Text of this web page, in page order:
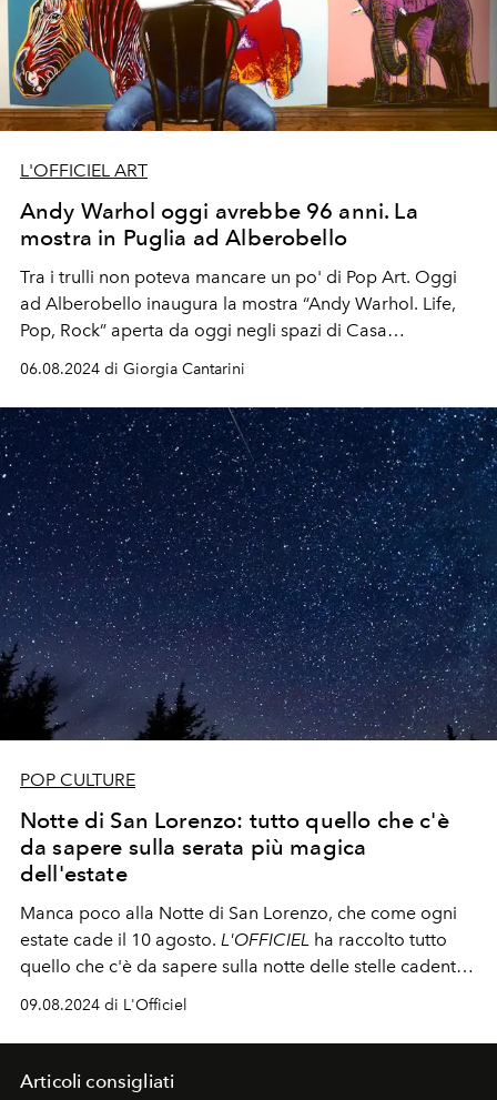
L'OFFICIEL ART
Andy Warhol oggi avrebbe 96 anni. La
mostra in Puglia ad Alberobello
Tra i trulli non poteva mancare un po' di Pop Art. Oggi
ad Alberobello inaugura la mostra “Andy Warhol. Life,
Pop, Rock” aperta da oggi negli spazi di Casa
Alberobello: dalle polaroid alle serigrafie fino alle
copertine dei dischi in vinile che hanno fatto storia. Tra
le mostre più complete dell'artista americano è visitabile
fino al 20 ottobre.
06.08.2024 di Giorgia Cantarini
POP CULTURE
Notte di San Lorenzo: tutto quello che c'è
da sapere sulla serata più magica
dell'estate
Manca poco alla Notte di San Lorenzo, che come ogni
estate cade il 10 agosto. L'OFFICIEL ha raccolto tutto
quello che c'è da sapere sulla notte delle stelle cadenti,
la più attesa e magica di sempre.
09.08.2024 di L'Officiel
Articoli consigliati